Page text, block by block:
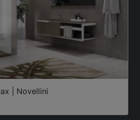
| Novellini